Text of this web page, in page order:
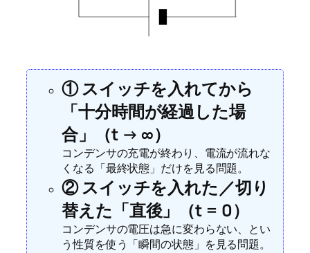
① スイッチを入れてから
「十分時間が経過した場
合」（t → ∞）
コンデンサの充電が終わり、電流が流れな
くなる「最終状態」だけを見る問題。
② スイッチを入れた／切り
替えた「直後」（t = 0）
コンデンサの電圧は急に変わらない、とい
う性質を使う「瞬間の状態」を見る問題。